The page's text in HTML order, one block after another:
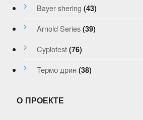
Bayer shering (43)
Arnold Series (39)
Cypiotest (76)
Термо дрин (38)
О ПРОЕКТЕ